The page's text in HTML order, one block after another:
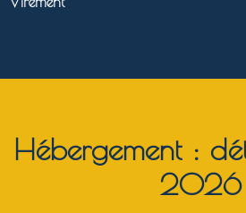
Hébergement :
2026